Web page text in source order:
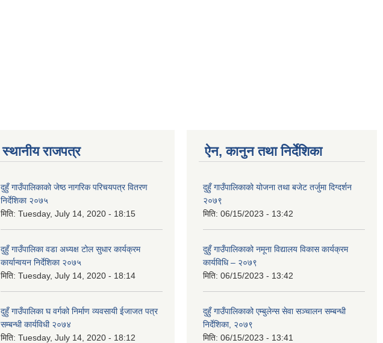
स्थानीय राजपत्र
दुहुँ गाउँपालिकाको जेष्ठ नागरिक परिचयपत्र वितरण
निर्देशिका २०७५
मिति: Tuesday, July 14, 2020 - 18:15
दुहुँ गाउँपालिका वडा अध्यक्ष टोल सुधार कार्यक्रम
कार्यान्वयन निर्देशिका २०७५
मिति: Tuesday, July 14, 2020 - 18:14
दुहुँ गाउँपालिका घ वर्गको निर्माण व्यवसायी ईजाजत पत्र
सम्बन्धी कार्यविधी २०७४
मिति: Tuesday, July 14, 2020 - 18:12
ऐन, कानुन तथा निर्देशिका
दुहुँ गाउँपालिकाको योजना तथा बजेट तर्जुमा दिग्दर्शन
२०७९
मिति: 06/15/2023 - 13:42
दुहुँ गाउँपालिकाको नमूना विद्यालय विकास कार्यक्रम
कार्यविधि – २०७९
मिति: 06/15/2023 - 13:42
दुहुँ गाउँपालिकाको एम्बुलेन्स सेवा सञ्चालन सम्बन्धी
निर्देशिका, २०७९
मिति: 06/15/2023 - 13:41